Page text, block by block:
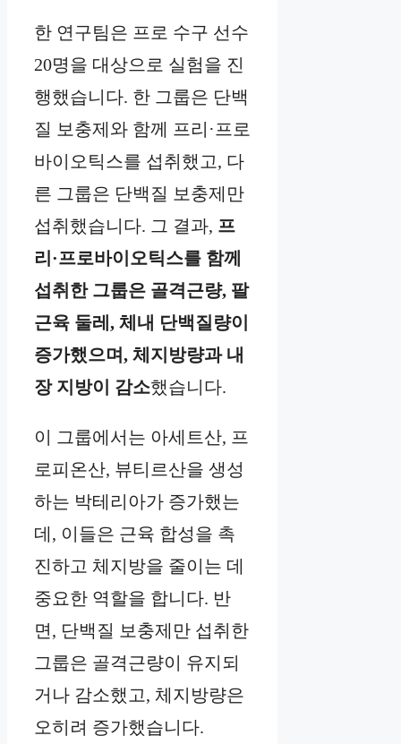
한 연구팀은 프로 수구 선수
20명을 대상으로 실험을 진
행했습니다. 한 그룹은 단백
질 보충제와 함께 프리·프로
바이오틱스를 섭취했고, 다
른 그룹은 단백질 보충제만
섭취했습니다. 그 결과, 프
리·프로바이오틱스를 함께
섭취한 그룹은 골격근량, 팔
근육 둘레, 체내 단백질량이
증가했으며, 체지방량과 내
장 지방이 감소했습니다.
이 그룹에서는 아세트산, 프
로피온산, 뷰티르산을 생성
하는 박테리아가 증가했는
데, 이들은 근육 합성을 촉
진하고 체지방을 줄이는 데
중요한 역할을 합니다. 반
면, 단백질 보충제만 섭취한
그룹은 골격근량이 유지되
거나 감소했고, 체지방량은
오히려 증가했습니다.